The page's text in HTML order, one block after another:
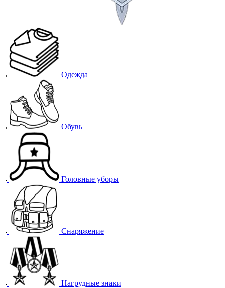
Одежда
Обувь
Головные уборы
Снаряжение
Нагрудные знаки